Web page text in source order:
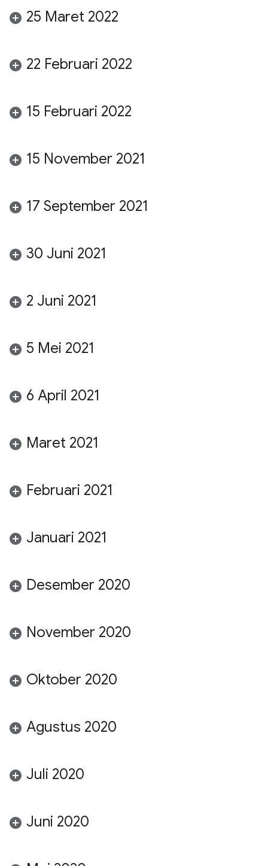
25 Maret 2022
22 Februari 2022
15 Februari 2022
15 November 2021
17 September 2021
30 Juni 2021
2 Juni 2021
5 Mei 2021
6 April 2021
Maret 2021
Februari 2021
Januari 2021
Desember 2020
November 2020
Oktober 2020
Agustus 2020
Juli 2020
Juni 2020